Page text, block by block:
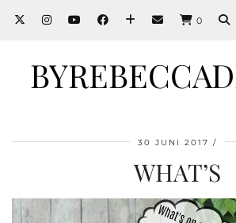
0
30 JUNI 2017
WHAT’S